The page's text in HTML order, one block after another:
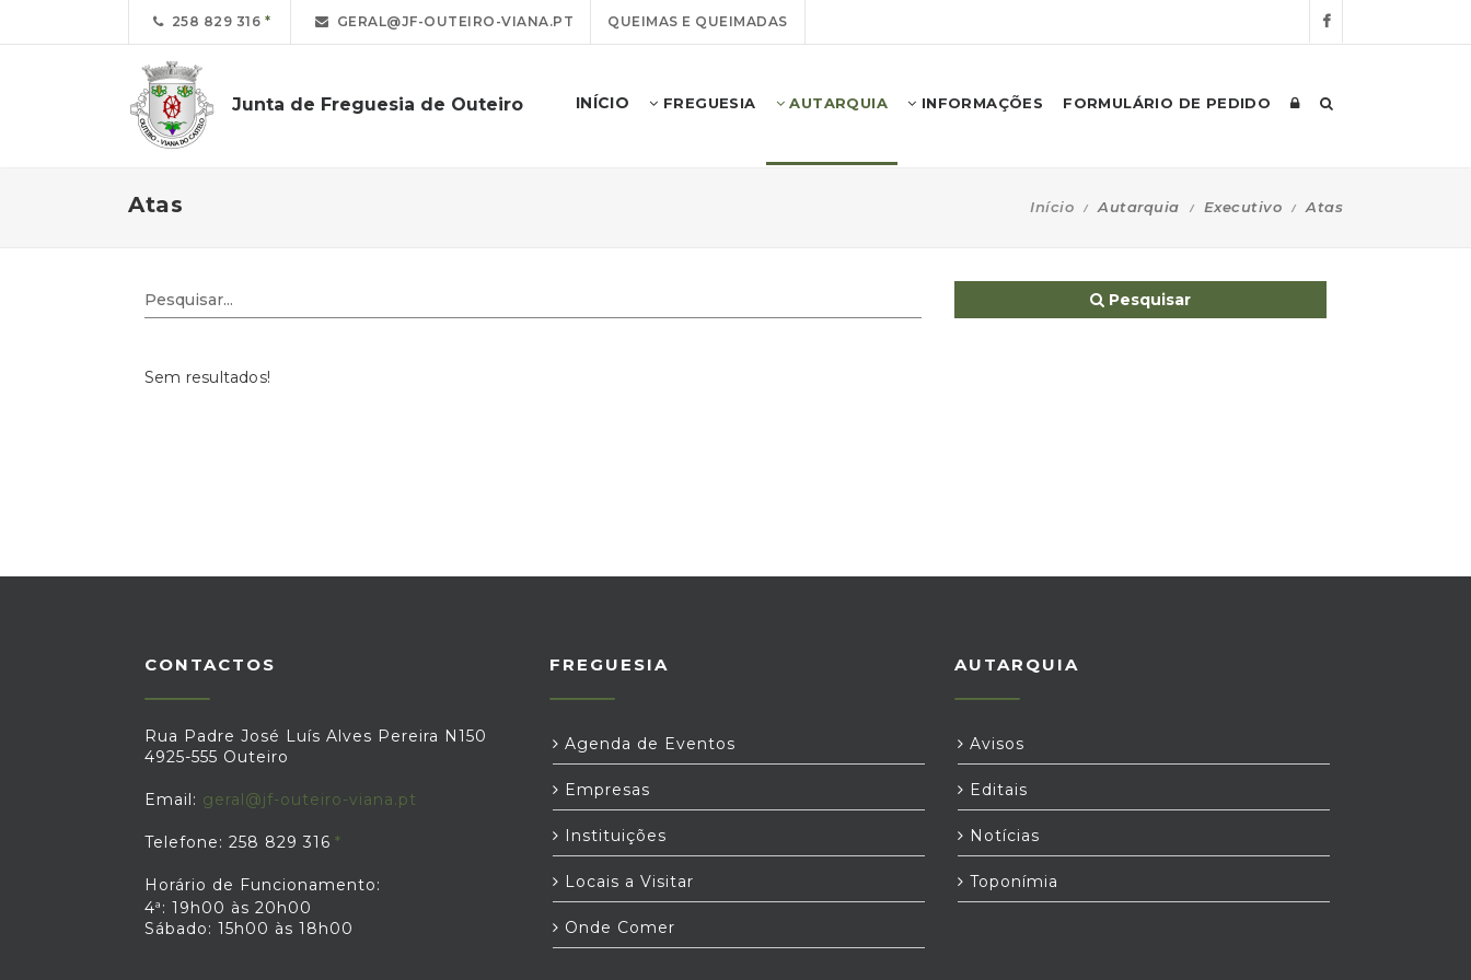
258 829 316 GERAL@JF-OUTEIRO-VIANA.PT QUEIMAS E QUEIMADAS
Junta de Freguesia de Outeiro INÍCIO FREGUESIA AUTARQUIA INFORMAÇÕES FORMULÁRIO DE PEDIDO
Atas Início Autarquia Executivo Atas
Pesquisar
Sem resultados!
CONTACTOS
Rua Padre José Luís Alves Pereira N150
4925-555 Outeiro
Email: geral@jf-outeiro-viana.pt
Telefone: 258 829 316
Horário de Funcionamento:
4ª: 19h00 às 20h00
Sábado: 15h00 às 18h00
FREGUESIA
Agenda de Eventos
Empresas
Instituições
Locais a Visitar
Onde Comer
AUTARQUIA
Avisos
Editais
Notícias
Toponímia